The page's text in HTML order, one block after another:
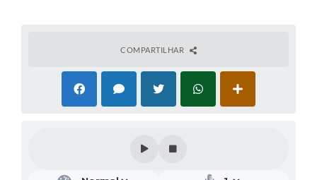
COMPARTILHAR